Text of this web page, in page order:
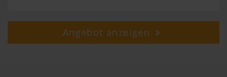
Angebot anzeigen